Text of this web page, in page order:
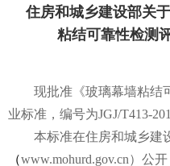
住房和城乡建设部关
粘结可靠性检测
现批准《玻璃幕墙粘结
业标准，编号为JGJ/T413-
本标准在住房和城乡建
（www.mohurd.gov.cn）公